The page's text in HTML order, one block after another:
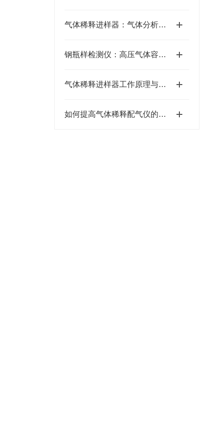
气体稀释进样器：气体分析实验的前置预处理设备
钢瓶样检测仪：高压气体容器的全能“体检专家”
气体稀释进样器工作原理与流量控制技术解析
如何提高气体稀释配气仪的精度